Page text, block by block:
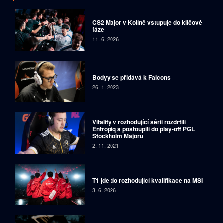
CS2 Major v Kolíně vstupuje do klíčové
fáze
11. 6. 2026
Bodyy se přidává k Falcons
26. 1. 2023
Vitality v rozhodující sérii rozdrtili
Entropiq a postoupili do play-off PGL
Stockholm Majoru
2. 11. 2021
T1 jde do rozhodující kvalifikace na MSI
3. 6. 2026